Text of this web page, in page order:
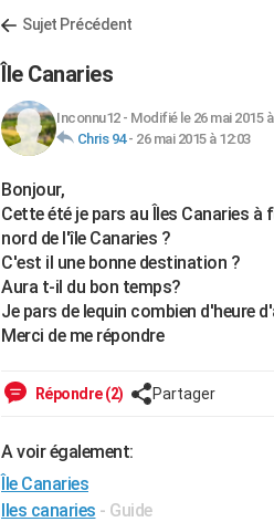
Sujet Précédent
Île Canaries
Inconnu12- Modifié le 26 mai 2015
Chris 94- 26 mai 2015 à 12:03
Bonjour,
Cette été je pars au Îles Canaries
nord de l'île Canaries ?
C'est il une bonne destination ?
Aura t-il du bon temps?
Je pars de lequin combien d'heure
Merci de me répondre
Répondre (2) Partager
A voir également:
Île Canaries
Iles canaries - Guide